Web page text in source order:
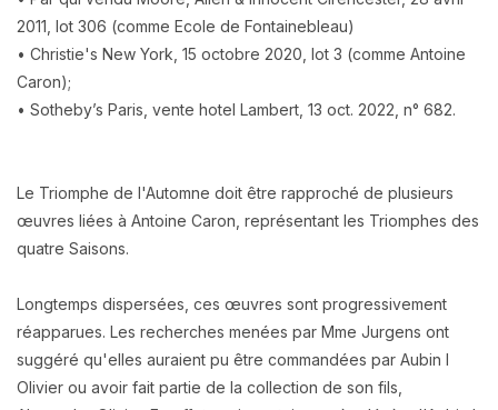
2011, lot 306 (comme Ecole de Fontainebleau)
• Christie's New York, 15 octobre 2020, lot 3 (comme Antoine
Caron);
• Sotheby’s Paris, vente hotel Lambert, 13 oct. 2022, n° 682.
Le Triomphe de l'Automne doit être rapproché de plusieurs
œuvres liées à Antoine Caron, représentant les Triomphes des
quatre Saisons.
Longtemps dispersées, ces œuvres sont progressivement
réapparues. Les recherches menées par Mme Jurgens ont
suggéré qu'elles auraient pu être commandées par Aubin I
Olivier ou avoir fait partie de la collection de son fils,